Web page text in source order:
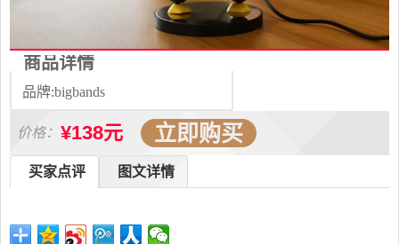
商品详情
品牌:bigbands
价格： ¥138元 立即购买
图文详情
买家点评